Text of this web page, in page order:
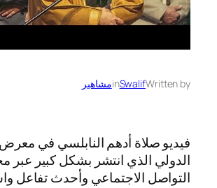
Written by
Swalif
inمشاهير
فيديو صلاة أدهم النابلسي في
الدولي الذي انتشر بشكل كبير عبر
التواصل الاجتماعي وأحدث تفاعل